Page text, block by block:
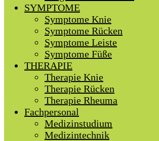
SYMPTOME
Symptome Knie
Symptome Rücken
Symptome Leiste
Symptome Füße
THERAPIE
Therapie Knie
Therapie Rücken
Therapie Rheuma
Fachpersonal
Medizinstudium
Medizintechnik